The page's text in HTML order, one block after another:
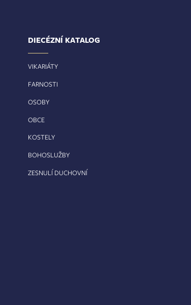
DIECÉZNÍ KATALOG
VIKARIÁTY
FARNOSTI
OSOBY
OBCE
KOSTELY
BOHOSLUŽBY
ZESNULÍ DUCHOVNÍ